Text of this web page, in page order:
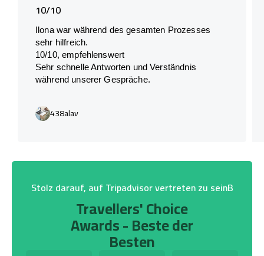
10/10
Ilona war während des gesamten Prozesses
sehr hilfreich.
10/10, empfehlenswert
Sehr schnelle Antworten und Verständnis
während unserer Gespräche.
438alav
Stolz darauf, auf Tripadvisor vertreten zu seinB
Travellers' Choice
Awards - Beste der
Besten